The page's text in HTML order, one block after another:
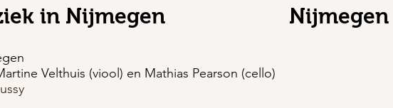
in Nijmegen Nijmegen
Velthuis (viool) en Mathias Pearson (cello)